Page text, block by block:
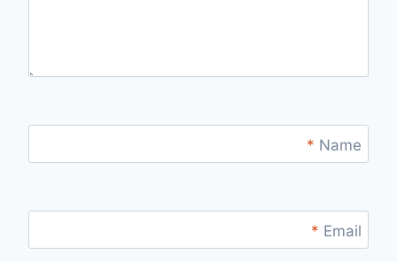
Name
*
Email
*